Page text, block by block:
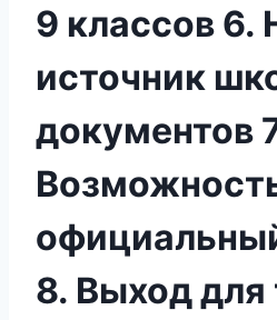
9 классов
источник
документов
8. Выход для